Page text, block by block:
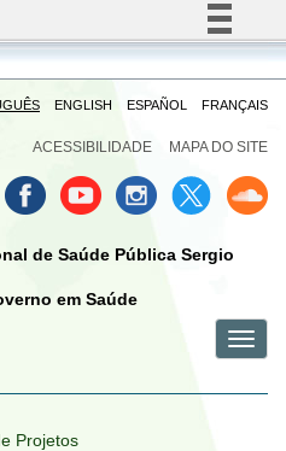
Simplifique!
Comunica BR
Legislação
ENGLISH ESPAÑOL FRANÇAIS
ACESSIBILIDADE MAPA DO SITE
de Saúde Pública Sergio
em Saúde
menu
menu
menu
Projetos